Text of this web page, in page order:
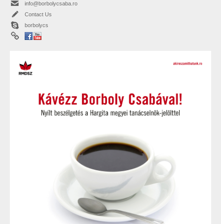
info@borbolycsaba.ro
Contact Us
borbolycs